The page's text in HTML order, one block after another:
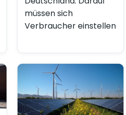
müssen sich
Verbraucher einstellen